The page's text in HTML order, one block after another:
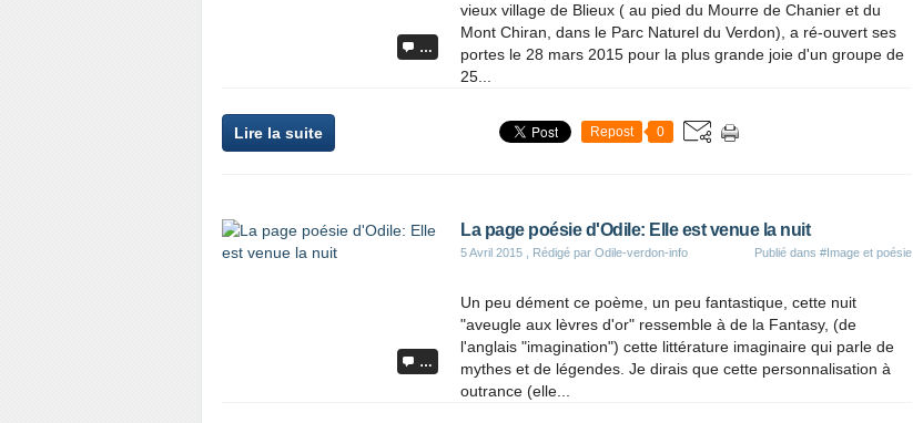
…
vieux village de Blieux ( au pied du Mourre de Chanier et du
Mont Chiran, dans le Parc Naturel du Verdon), a ré-ouvert ses
portes le 28 mars 2015 pour la plus grande joie d'un groupe de
25...
Lire la suite Repost 0
…
La page poésie d'Odile: Elle est venue la nuit
5 Avril 2015 , Rédigé par Odile-verdon-info Publié dans #Image et poésie
Un peu dément ce poème, un peu fantastique, cette nuit
"aveugle aux lèvres d'or" ressemble à de la Fantasy, (de
l'anglais "imagination") cette littérature imaginaire qui parle de
mythes et de légendes. Je dirais que cette personnalisation à
outrance (elle...